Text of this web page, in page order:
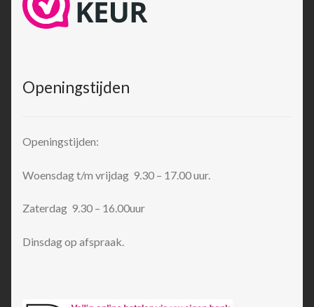
Openingstijden
Openingstijden:
Woensdag t/m vrijdag 9.30 – 17.00 uur.
Zaterdag 9.30 – 16.00uur
Dinsdag op afspraak.